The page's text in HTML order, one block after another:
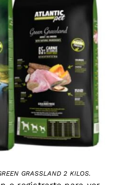
GRASSLAND 2 KILOS.